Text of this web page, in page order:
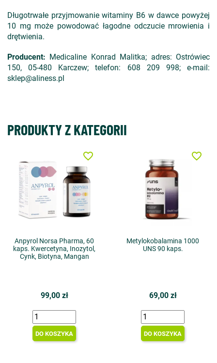
Długotrwałe przyjmowanie witaminy B6 w dawce powyżej
10 mg może powodować łagodne odczucie mrowienia i
drętwienia.
Producent: Medicaline Konrad Malitka; adres: Ostrówiec
150, 05-480 Karczew; telefon: 608 209 998; e-mail:
sklep@aliness.pl
PRODUKTY Z KATEGORII
Anpyrol Norsa Pharma, 60
kaps. Kwercetyna, Inozytol,
Cynk, Biotyna, Mangan
99,00 zł
DO KOSZYKA
favorite_border
Metylokobalamina 1000
UNS 90 kaps.
69,00 zł
DO KOSZYKA
favorite_border